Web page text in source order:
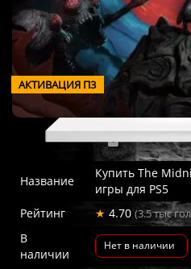
АКТИВАЦИЯ П3
Название
Купить The
игры для PS5
Рейтинг
★ 4.70 (3.5 тыс
В
наличии
Нет в наличии